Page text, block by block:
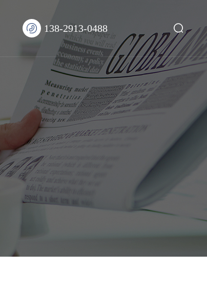
138-2913-0488